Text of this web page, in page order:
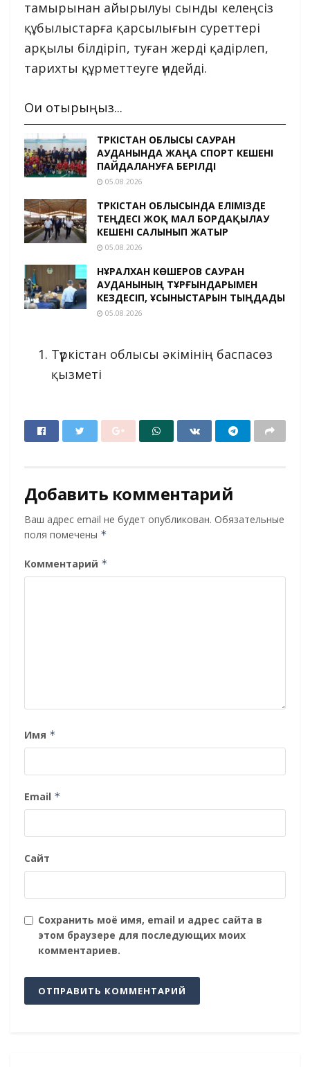
тамырынан айырылуы сынды келеңсіз
құбылыстарға қарсылығын суреттері
арқылы білдіріп, туған жерді қадірлеп,
тарихты құрметтеуге үндейді.
Оқи отырыңыз...
ТҮРКІСТАН ОБЛЫСЫ САУРАН
АУДАНЫНДА ЖАҢА СПОРТ КЕШЕНІ
ПАЙДАЛАНУҒА БЕРІЛДІ
05.08.2026
ТҮРКІСТАН ОБЛЫСЫНДА ЕЛІМІЗДЕ
ТЕҢДЕСІ ЖОҚ МАЛ БОРДАҚЫЛАУ
КЕШЕНІ САЛЫНЫП ЖАТЫР
05.08.2026
НҰРАЛХАН КӨШЕРОВ САУРАН
АУДАНЫНЫҢ ТҰРҒЫНДАРЫМЕН
КЕЗДЕСІП, ҰСЫНЫСТАРЫН ТЫҢДАДЫ
05.08.2026
Түркістан облысы әкімінің баспасөз
қызметі
Добавить комментарий
Ваш адрес email не будет опубликован. Обязательные
поля помечены *
Комментарий *
Имя *
Email *
Сайт
Сохранить моё имя, email и адрес сайта в
этом браузере для последующих моих
комментариев.